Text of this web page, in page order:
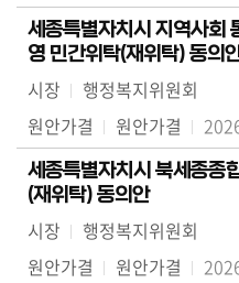
세종특별자치시 지역사회
영 민간위탁(재위탁) 동의
시장
행정복지위원회
원안가결
원안가결
세종특별자치시 북세종종
(재위탁) 동의안
시장
행정복지위원회
원안가결
원안가결